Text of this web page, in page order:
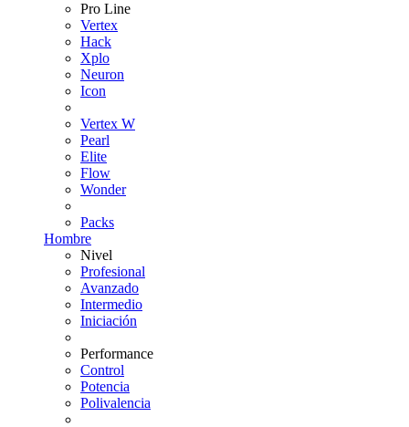
Pro Line
Vertex
Hack
Xplo
Neuron
Icon
Vertex W
Pearl
Elite
Flow
Wonder
Packs
Hombre
Nivel
Profesional
Avanzado
Intermedio
Iniciación
Performance
Control
Potencia
Polivalencia